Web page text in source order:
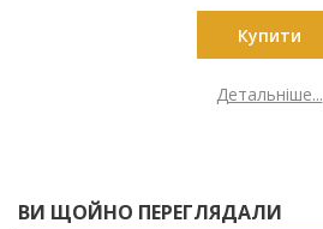
Купити
Детальніше...
ВИ ЩОЙНО ПЕРЕГЛЯДАЛИ